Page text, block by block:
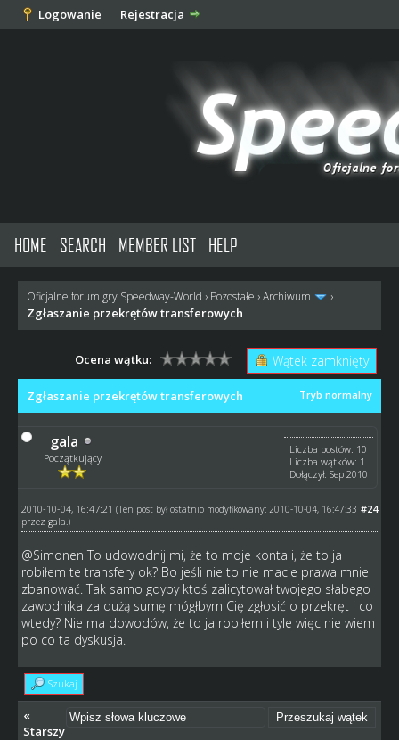
Logowanie Rejestracja
HOME SEARCH MEMBER LIST HELP
Oficjalne forum gry Speedway-World › Pozostałe ›Archiwum ›
Zgłaszanie przekrętów transferowych
Wątek zamknięty
Ocena wątku:
Tryb normalny
Zgłaszanie przekrętów transferowych
gala
Początkujący
Liczba postów: 10
Liczba wątków: 1
Dołączył: Sep 2010
#24
2010-10-04, 16:47:21 (Ten post był ostatnio modyfikowany: 2010-10-04, 16:47:33
przez gala .)
@Simonen To udowodnij mi, że to moje konta i, że to ja
robiłem te transfery ok? Bo jeśli nie to nie macie prawa mnie
zbanować. Tak samo gdyby ktoś zalicytował twojego słabego
zawodnika za dużą sumę mógłbym Cię zgłosić o przekręt i co
wtedy? Nie ma dowodów, że to ja robiłem i tyle więc nie wiem
po co ta dyskusja.
Szukaj
«
Starszy